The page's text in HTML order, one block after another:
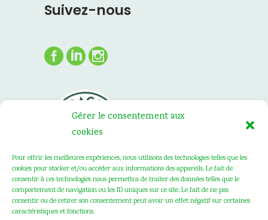
Gérer le consentement aux
cookies
Pour offrir les meilleures expériences, nous utilisons des technologies telles que les
cookies pour stocker et/ou accéder aux informations des appareils. Le fait de
consentir à ces technologies nous permettra de traiter des données telles que le
comportement de navigation ou les ID uniques sur ce site. Le fait de ne pas
consentir ou de retirer son consentement peut avoir un effet négatif sur certaines
caractéristiques et fonctions.
Suivez-nous